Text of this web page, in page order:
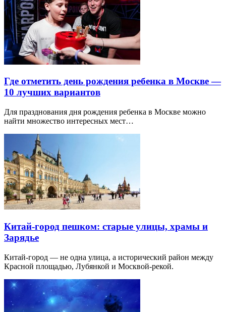
Где отметить день рождения ребенка в Москве —
10 лучших вариантов
Для празднования дня рождения ребенка в Москве можно
найти множество интересных мест…
Китай-город пешком: старые улицы, храмы и
Зарядье
Китай-город — не одна улица, а исторический район между
Красной площадью, Лубянкой и Москвой-рекой.